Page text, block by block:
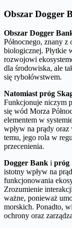
Obszar Dogger
Obszar Dogger
Północnego, znany
biologicznej. Płytkie
rozwojowi
dla środowiska, ale
się rybołówstwem.
Natomiast próg
Funkcjonuje niczym
się wód Morza
elementem w
wpływ na prądy
temu, jego rola w
przecenienia.
Dogger Bank i próg
istotny wpływ na
funkcjonowania
Zrozumienie
ważne, ponieważ
morskich. Ponadto,
ochrony oraz